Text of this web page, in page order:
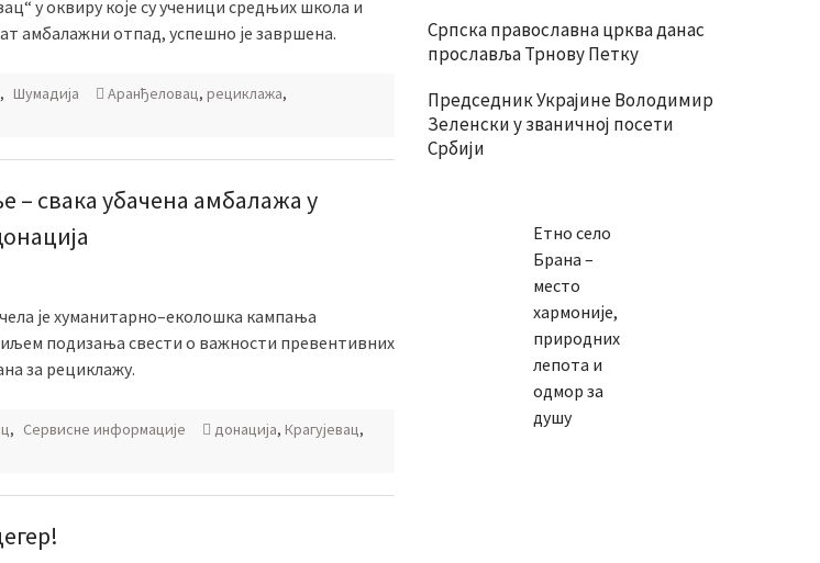
у оквиру које су ученици средњих школа и
амбалажни отпад, успешно је завршена.
, Шумадија Аранђеловац, рециклажа,
– свака убачена амбалажа у
је хуманитарно–еколошка кампања
подизања свести о важности превентивних
за рециклажу.
, Сервисне информације донација, Крагујевац,
Српска православна црква данас
прославља Трнову Петку
Председник Украјине Володимир
Зеленски у званичној посети
Србији
Етно село
Брана –
место
хармоније,
природних
лепота и
одмор за
душу